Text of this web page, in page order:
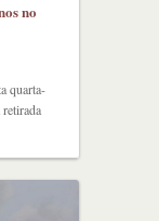
no
quarta-